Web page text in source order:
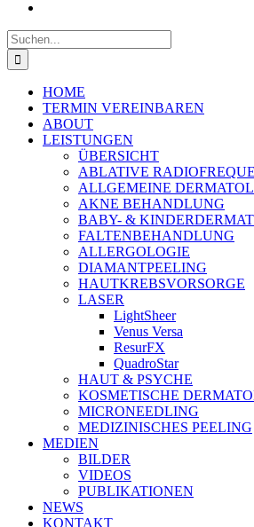
Suche
nach:
HOME
TERMIN VEREINBAREN
ABOUT
LEISTUNGEN
ÜBERSICHT
ABLATIVE
ALLGEMEINE
AKNE BEHANDLUNG
BABY- &
FALTENBEHANDLUNG
ALLERGOLOGIE
DIAMANTPEELING
HAUTKREBSVORSORGE
LASER
LightSheer
Venus Versa
ResurFX
QuadroStar
HAUT & PSYCHE
KOSMETISCHE
MICRONEEDLING
MEDIZINISCHES PEELING
MEDIEN
BILDER
VIDEOS
PUBLIKATIONEN
NEWS
KONTAKT